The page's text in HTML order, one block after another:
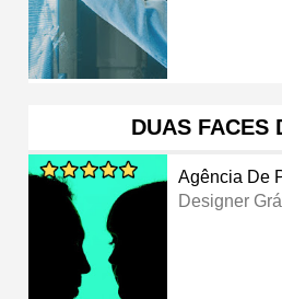
DUAS FACES
Agência De
Designer